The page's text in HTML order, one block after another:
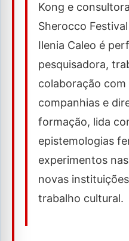
Kong e
Sherocco
Ilenia Caleo é
pesquisadora,
colaboração com
companhias e
formação, lida
epistemologias
experimentos
novas
trabalho cultural.